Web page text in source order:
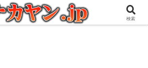
ット好きな管理人の愉快な日々を綴るブログ
検索